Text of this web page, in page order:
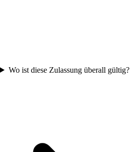
Wo ist diese Zulassung überall gültig?